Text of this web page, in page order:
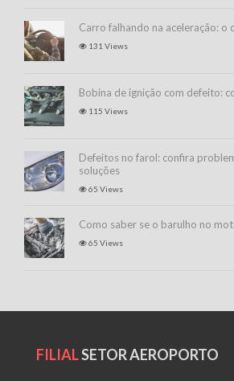
Carro falhando na aceleração: o
131 Views
Bobina de ignição com defeito:
115 Views
Defeitos no farol: confira
soluções
65 Views
Como saber se o barulho no
65 Views
FILIALSETOR AEROPORTO